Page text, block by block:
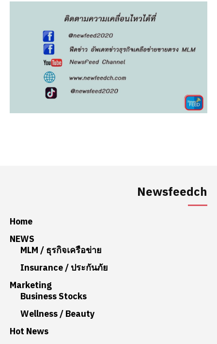
Newsfeedch
Home
NEWS
MLM / ธุรกิจเครือข่าย
Insurance / ประกันภัย
Marketing
Business Stocks
Wellness / Beauty
Hot News